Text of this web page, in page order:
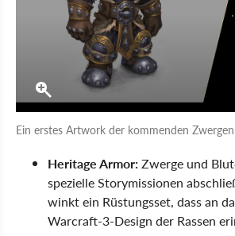
Ein erstes Artwork der kommenden
Heritage Armor:Zwerge und
spezielle Storymissionen
winkt ein Rüstungsset, dass an
Warcraft-3-Design der Rassen